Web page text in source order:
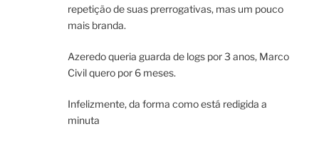
repetição de suas prerrogativas, mas um pouco
mais branda.
Azeredo queria guarda de logs por 3 anos, Marco
Civil quero por 6 meses.
Infelizmente, da forma como está redigida a
minuta